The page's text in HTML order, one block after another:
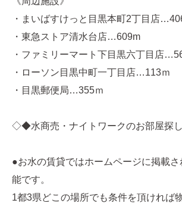
・まいばすけっと目黒本町2丁目店
・東急ストア清水台店…609m
・ファミリーマート下目黒六丁目店
・ローソン目黒中町一丁目店…113ｍ
・目黒郵便局…355ｍ
◇◆水商売・ナイトワークのお部屋
●お水の賃貸ではホームページに掲載
能です。
1都3県どこの場所でも条件を頂ければ